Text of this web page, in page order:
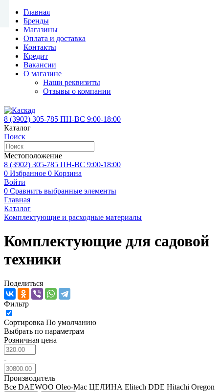
Главная
Бренды
Магазины
Оплата и доставка
Контакты
Кредит
Вакансии
О магазине
Наши реквизиты
Отзывы о компании
8 (3902) 305-785 ПН-ВС 9:00-18:00
Каталог
Поиск
Местоположение
8 (3902) 305-785 ПН-ВС 9:00-18:00
0 Избранное 0 Корзина
Войти
0 Сравнить выбранные элементы
Главная
Каталог
Комплектующие и расходные материалы
Комплектующие для садовой
техники
Поделиться
Фильтр
Сортировка По умолчанию
Выбрать по параметрам
Розничная цена
-
Производитель
Все DAEWOO Oleo-Mac ЦЕЛИНА Elitech DDE Hitachi Oregon